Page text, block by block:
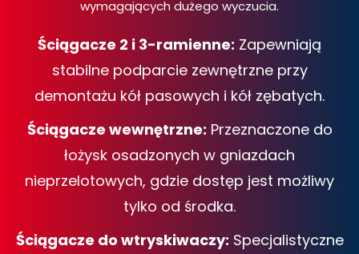
wymagających dużego wyczucia.
Ściągacze 2 i 3-ramienne: Zapewniają
stabilne podparcie zewnętrzne przy
demontażu kół pasowych i kół zębatych.
Ściągacze wewnętrzne: Przeznaczone do
łożysk osadzonych w gniazdach
nieprzelotowych, gdzie dostęp jest możliwy
tylko od środka.
Ściągacze do wtryskiwaczy: Specjalistyczne